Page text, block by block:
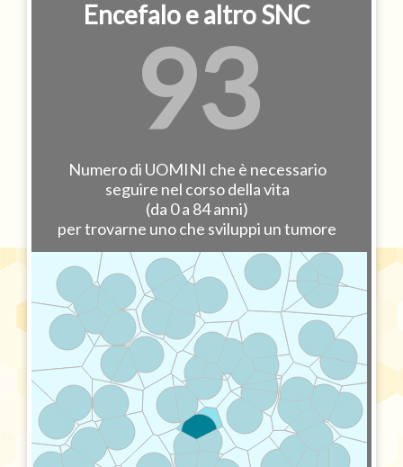
Encefalo e altro SNC
93
Numero di UOMINI che è necessario
seguire nel corso della vita
(da 0 a 84 anni)
per trovarne uno che sviluppi un tumore